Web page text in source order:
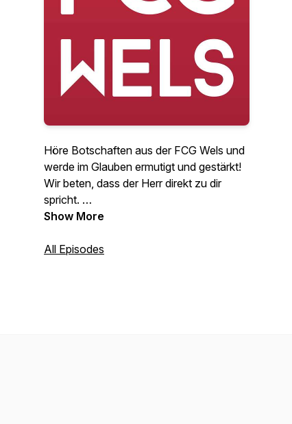
Höre Botschaften aus der FCG Wels und
werde im Glauben ermutigt und gestärkt!
Wir beten, dass der Herr direkt zu dir
spricht.
www.fcg-wels.at
Show More
All Episodes